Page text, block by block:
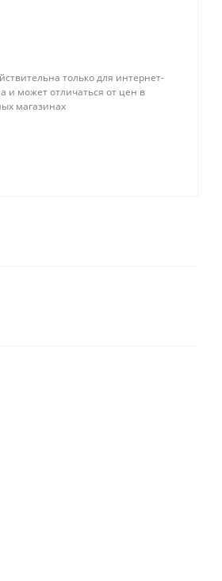
только для интернет-
и может отличаться от цен в
магазинах